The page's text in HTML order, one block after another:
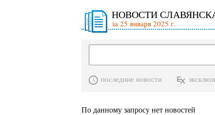
НОВОСТИ
за 25 января 2025 г.
последние новости
По данному запросу нет новостей